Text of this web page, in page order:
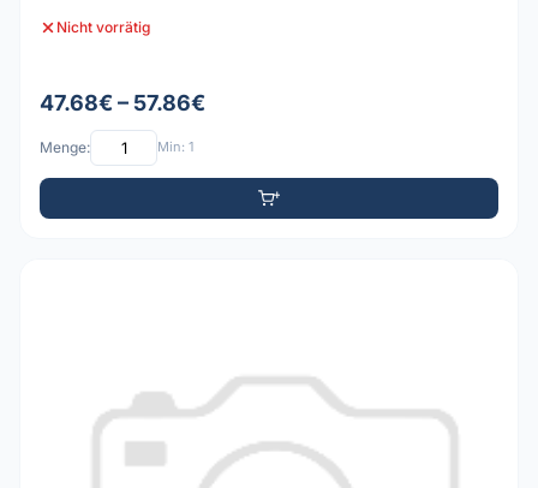
Nicht vorrätig
47.68€ – 57.86€
Menge: Min: 1